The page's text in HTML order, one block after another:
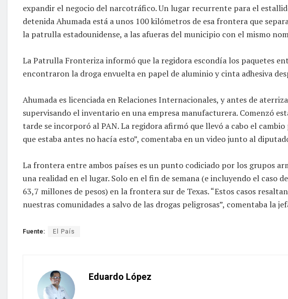
expandir el negocio del narcotráfico. Un lugar recurrente para el
detenida Ahumada está a unos 100 kilómetros de esa frontera que
la patrulla estadounidense, a las afueras del municipio con el mismo
La Patrulla Fronteriza informó que la regidora escondía los paquetes
encontraron la droga envuelta en papel de aluminio y cinta adhesiva
Ahumada es licenciada en Relaciones Internacionales, y antes de
supervisando el inventario en una empresa manufacturera. Comenzó
tarde se incorporó al PAN. La regidora afirmó que llevó a cabo el
que estaba antes no hacía esto”, comentaba en un video junto al
La frontera entre ambos países es un punto codiciado por los grupos
una realidad en el lugar. Solo en el fin de semana (e incluyendo el
63,7 millones de pesos) en la frontera sur de Texas. “Estos casos
nuestras comunidades a salvo de las drogas peligrosas”, comentaba la
Fuente: El País
Eduardo López